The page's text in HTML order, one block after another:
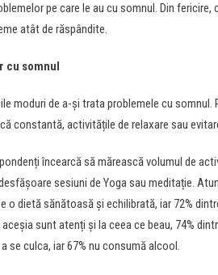
pe care le au cu somnul. Din
atât de răspândite.
cu somnul
moduri de a-și trata problemele cu
constantă, activitățile de relaxare sau
încearcă să mărească volumul de
sesiuni de Yoga sau meditație.
o dietă sănătoasă și echilibrată, iar 72%
sunt atenți și la ceea ce beau, 74%
se culca, iar 67% nu consumă alcool.